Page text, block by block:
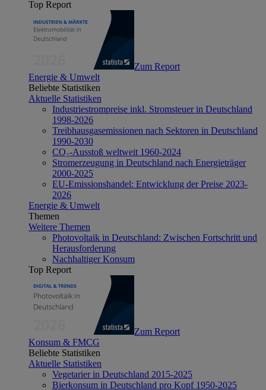
Top Report
Zum Report
Energie & Umwelt
Beliebte Statistiken
Aktuelle Statistiken
Industriestrompreise inkl. Stromsteuer in Deutschland
1998-2026
Treibhausgasemissionen nach Sektoren in Deutschland
1990-2030
CO₂-Ausstoß weltweit 1960-2024
Stromerzeugung in Deutschland nach Energieträger
2000-2025
EU-Emissionshandel: Entwicklung der Preise 2023-
2026
Energie & Umwelt
Themen
Weitere Themen
Photovoltaik in Deutschland: Zwischen Fortschritt und
Herausforderung
Nachhaltiger Konsum
Top Report
Zum Report
Konsum & FMCG
Beliebte Statistiken
Aktuelle Statistiken
Vegetarier in Deutschland 2015-2025
Bierkonsum in Deutschland pro Kopf 1950-2025